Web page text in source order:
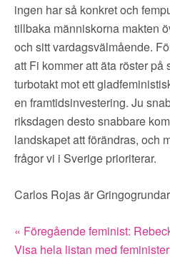
ingen har så konkret och
tillbaka människorna makten
och sitt vardagsvälmående.
att Fi kommer att äta röster
turbotakt mot ett
en framtidsinvestering. Ju
riksdagen desto snabbare
landskapet att förändras, och
frågor vi i Sverige prioriterar.
Carlos Rojas är
« Föregående feminist:
Visa hela listan med